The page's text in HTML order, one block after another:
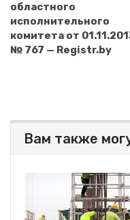
областного
исполнительного
комитета от
№ 767 — Registr.by
Вам также